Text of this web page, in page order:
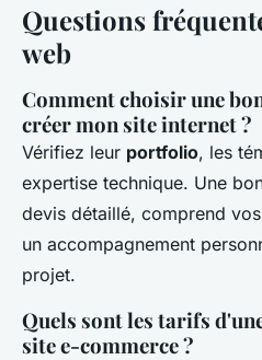
Questions
web
Comment choisir une
créer mon site internet ?
Vérifiez leur portfolio, les
expertise technique. Une
devis détaillé, comprend
un accompagnement
projet.
Quels sont les tarifs
site e-commerce ?